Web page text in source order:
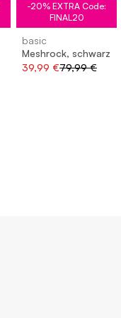
-20% EXTRA Code:
FINAL20
basic
Meshrock, schwarz
39,99 €79,99 €